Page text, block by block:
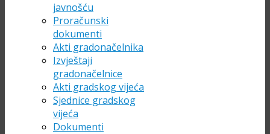
javnošću
Proračunski
dokumenti
Akti gradonačelnika
Izvještaji
gradonačelnice
Akti gradskog vijeća
Sjednice gradskog
vijeća
Dokumenti